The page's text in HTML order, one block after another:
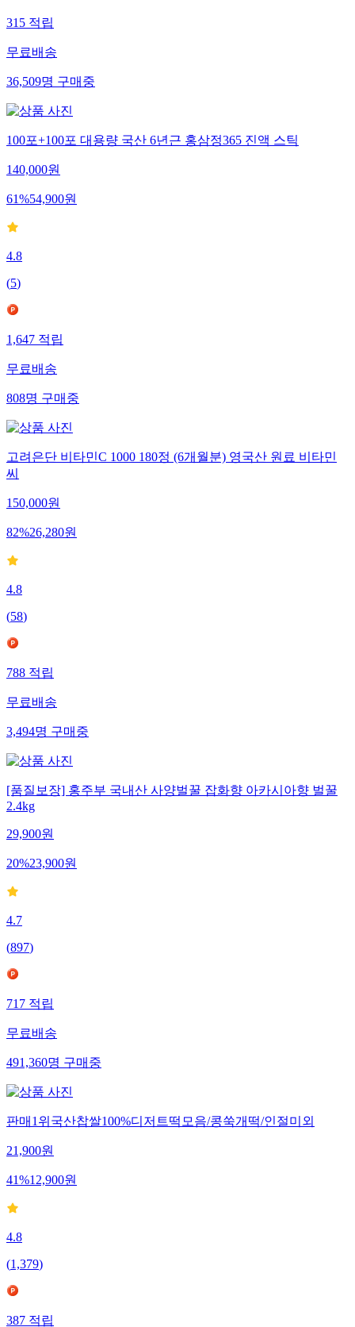
315적립
무료배송
36,509명구매중
100포+100포 대용량 국산 6년근 홍삼정365 진액 스틱
140,000원
61%54,900원
4.8
(5)
1,647적립
무료배송
808명구매중
고려은단 비타민C 1000 180정 (6개월분) 영국산 원료 비타민
씨
150,000원
82%26,280원
4.8
(58)
788적립
무료배송
3,494명구매중
[품질보장] 홍주부 국내산 사양벌꿀 잡화향 아카시아향 벌꿀
2.4kg
29,900원
20%23,900원
4.7
(897)
717적립
무료배송
491,360명구매중
판매1위국산찹쌀100%디저트떡모음/콩쑥개떡/인절미외
21,900원
41%12,900원
4.8
(1,379)